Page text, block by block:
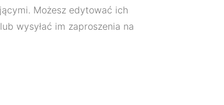
Możesz edytować ich
wysyłać im zaproszenia na